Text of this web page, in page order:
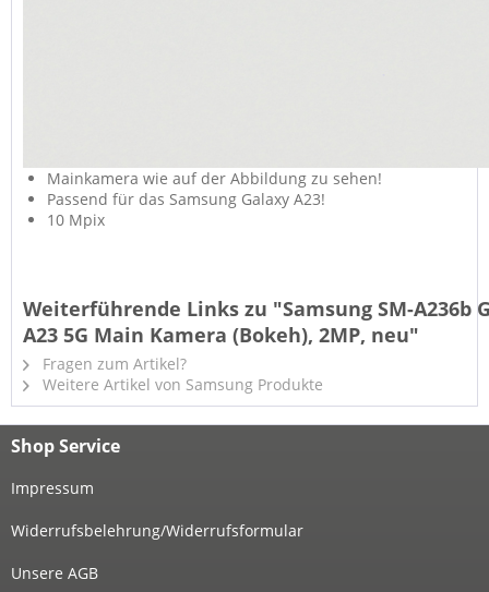
Mainkamera wie auf der Abbildung zu sehen!
Passend für das Samsung Galaxy A23!
10 Mpix
Weiterführende Links zu "Samsung SM-A236b
A23 5G Main Kamera (Bokeh), 2MP, neu"
Fragen zum Artikel?
Weitere Artikel von Samsung Produkte
Shop Service
Impressum
Widerrufsbelehrung/Widerrufsformular
Unsere AGB